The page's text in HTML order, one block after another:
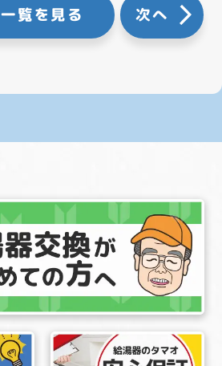
一覧を見る 次へ